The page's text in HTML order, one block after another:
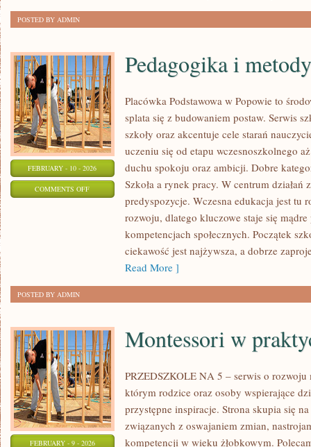
POSTED BY ADMIN
FEBRUARY - 10 - 2026
COMMENTS OFFON
PEDAGOGIKA
METODYKA
Pedagogika i
Placówka Podstawowa w Popowie to
splata się z budowaniem postaw. Serwis
szkoły oraz akcentuje cele starań
uczeniu się od etapu wczesnoszkolnego
duchu spokoju oraz ambicji. Dobre
Szkoła a rynek pracy. W centrum działań
predyspozycje. Wczesna edukacja jest tu
rozwoju, dlatego kluczowe staje się
kompetencjach społecznych. Początek
ciekawość jest najżywsza, a dobrze
Read More ]
POSTED BY ADMIN
FEBRUARY - 9 - 2026
Montessori w
PRZEDSZKOLE NA 5 – serwis o
którym rodzice oraz osoby wspierające
przystępne inspiracje. Strona skupia się
związanych z oswajaniem zmian,
kompetencji w wieku żłobkowym.